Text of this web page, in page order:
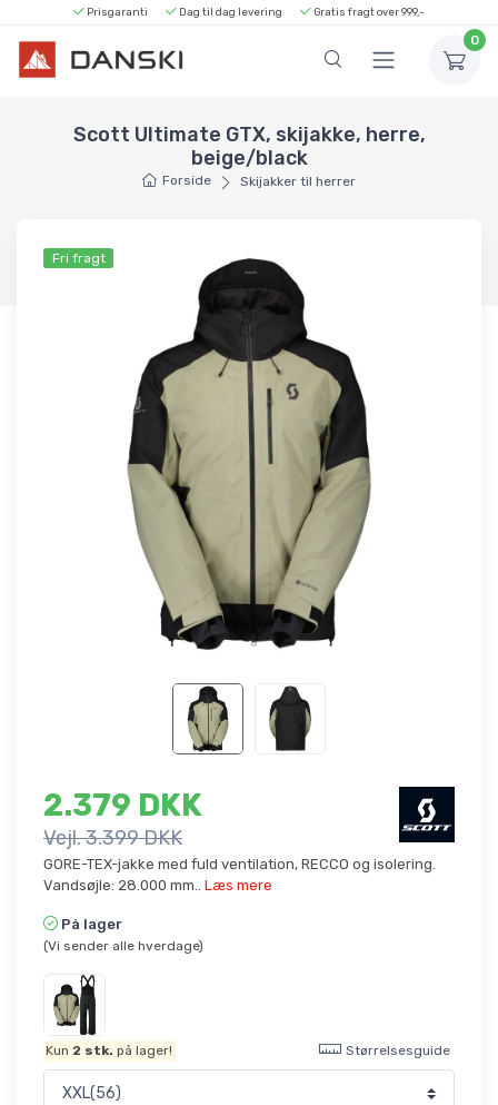
Prisgaranti Dag til dag levering Gratis fragt over 999,-
0
Scott Ultimate GTX, skijakke, herre,
beige/black
Forside Skijakker til herrer
Fri fragt
2.379 DKK
Vejl. 3.399 DKK
GORE-TEX-jakke med fuld ventilation, RECCO og isolering.
Vandsøjle: 28.000 mm.. Læs mere
På lager
(Vi sender alle hverdage)
Kun 2 stk. på lager! Størrelsesguide